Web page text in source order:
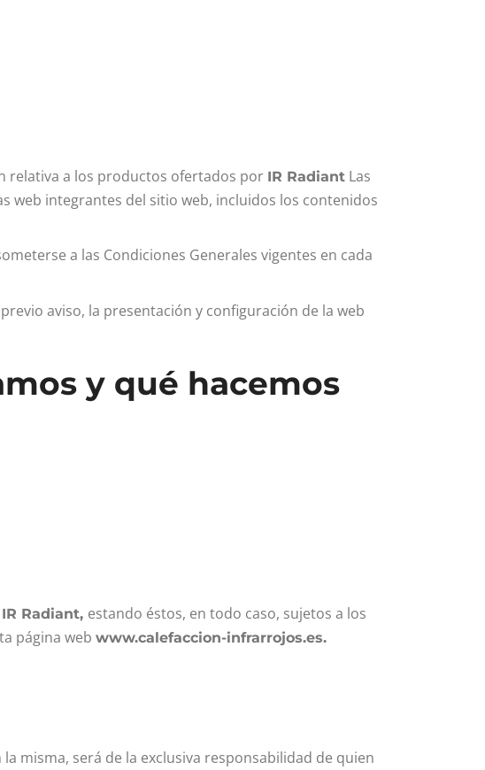
relativa a los productos ofertados por IR Radiant Las
web integrantes del sitio web, incluidos los contenidos
a las Condiciones Generales vigentes en cada
aviso, la presentación y configuración de la web
y qué hacemos
IR Radiant, estando éstos, en todo caso, sujetos a los
página web www.calefaccion-infrarrojos.es.
misma, será de la exclusiva responsabilidad de quien